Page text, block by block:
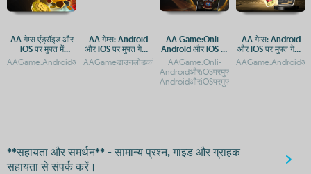
AA गेम्स एंड्रॉइड और
iOS पर मुफ्त में
डाउनलोड करें
AA गेम्स: Android
और iOS पर मुफ्त गेमिंग
ऐप्स
AA Game:Onli -
Android और iOS पर
मुफ्त डाउनलोड
AAGame:Onli-
AndroidऔरiOSपरमुफ्तगेमिंगएप
AA गेम्स: Android
और iOS पर मुफ्त गेमिंग
का आनंद
**सहायता और समर्थन** - सामान्य प्रश्न, गाइड और ग्राहक
सहायता से संपर्क करें।